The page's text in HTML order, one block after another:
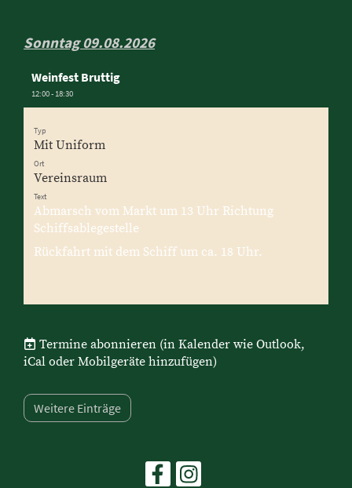
Sonntag 09.08.2026
Weinfest Bruttig
12:00 - 18:30
Typ
Mit Uniform
Ort
Vereinsraum
Text
Abmarsch vom Markt um 13 Uhr Richtung
Schiffsablegestelle
Rückfahrt mit dem Schiff um ca. 18 Uhr.
Termine abonnieren (in Kalender wie Outlook,
iCal oder Mobilgeräte hinzufügen)
Weitere Einträge